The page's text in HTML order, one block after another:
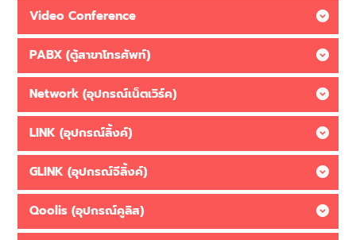
Video Conference
PABX (ตู้สาขาโทรศัพท์)
Network (อุปกรณ์เน็ตเวิร์ค)
LINK (อุปกรณ์ลิ้งค์)
GLINK (อุปกรณ์จีลิ้งค์)
Qoolis (อุปกรณ์คูลิส)